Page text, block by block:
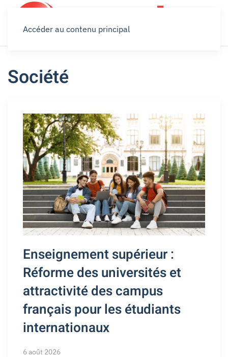
Accéder au contenu principal
Société
Enseignement supérieur :
Réforme des universités et
attractivité des campus
français pour les étudiants
internationaux
6 août 2026